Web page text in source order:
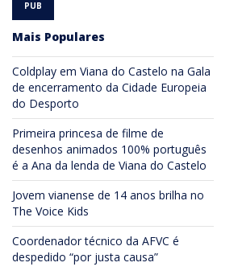
Mais Populares
Coldplay em Viana do Castelo na Gala
de encerramento da Cidade Europeia
do Desporto
Primeira princesa de filme de
desenhos animados 100% português
é a Ana da lenda de Viana do Castelo
Jovem vianense de 14 anos brilha no
The Voice Kids
Coordenador técnico da AFVC é
despedido “por justa causa”